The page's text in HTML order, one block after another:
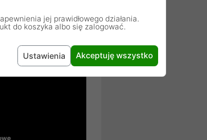
jej prawidłowego działania.
do koszyka albo się zalogować.
Ustawienia Akceptuję wszystko